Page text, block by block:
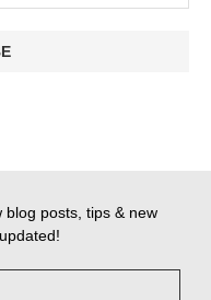
blog posts, tips & new